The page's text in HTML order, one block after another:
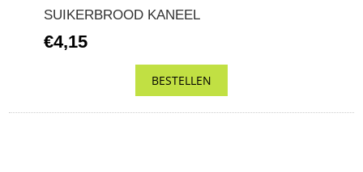
SUIKERBROOD KANEEL
€4,15